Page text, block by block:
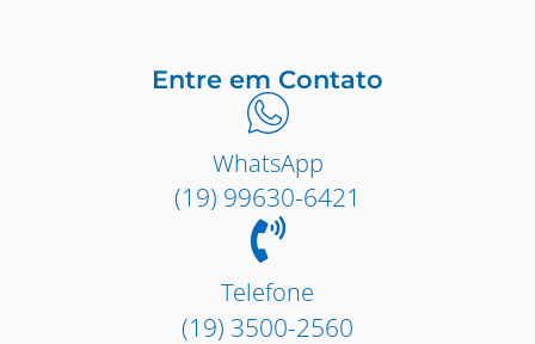
Entre em Contato
WhatsApp
(19) 99630-6421
Telefone
(19) 3500-2560